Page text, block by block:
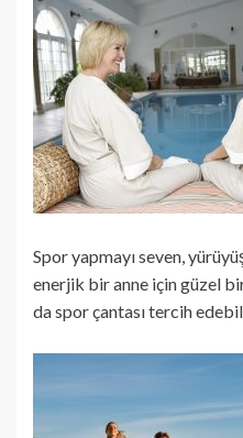
Spor yapmayı seven,
enerjik bir anne için güzel
da spor çantası tercih